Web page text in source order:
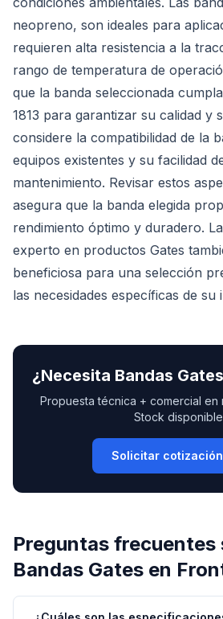
neopreno, son ideales para
requieren alta resistencia a la
rango de temperatura de
que la banda seleccionada
1813 para garantizar su calidad y
considere la compatibilidad de la
equipos existentes y su facilidad
mantenimiento. Revisar estos
asegura que la banda elegida
rendimiento óptimo y duradero.
experto en productos Gates
beneficiosa para una selección
las necesidades específicas de su
¿Necesita Bandas Gates
Propuesta técnica + comercial en
Stock
Solicitar cotización
Preguntas frecuentes
Bandas Gates en